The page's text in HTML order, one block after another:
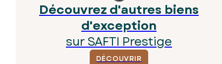
Découvrez d'autres biens
d'exception
sur SAFTI Prestige
DÉCOUVRIR